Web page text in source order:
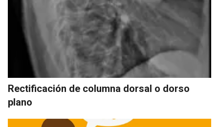
Rectificación de columna dorsal o dorso
plano